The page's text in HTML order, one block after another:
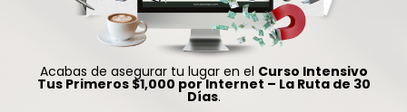
Acabas de asegurar tu lugar en el Curso Intensivo
Tus Primeros $1,000 por Internet – La Ruta de 30
Días.